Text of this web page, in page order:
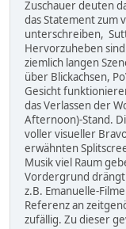
Zuschauer deuten
das Statement zum
unterschreiben,
Hervorzuheben
ziemlich langen
über Blickachsen,
Gesicht
das Verlassen der
Afternoon)-Stand.
voller visueller
erwähnten
Musik viel Raum
Vordergrund
z.B. Emanuelle-
Referenz an
zufällig. Zu dieser